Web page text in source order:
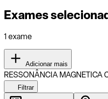
Exames
1 exame
Adicionar mais
RESSONÂNCIA MAGNETICA
Filtrar